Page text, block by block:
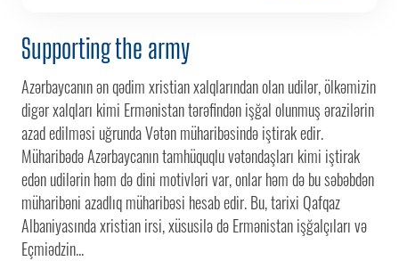
Supporting the army
Azərbaycanın ən qədim xristian xalqlarından olan udilər, ölkəmizin
digər xalqları kimi Ermənistan tərəfindən işğal olunmuş ərazilərin
azad edilməsi uğrunda Vətən müharibəsində iştirak edir.
Müharibədə Azərbaycanın tamhüquqlu vətəndaşları kimi iştirak
edən udilərin həm də dini motivləri var, onlar həm də bu səbəbdən
müharibəni azadlıq müharibəsi hesab edir. Bu, tarixi Qafqaz
Albaniyasında xristian irsi, xüsusilə də Ermənistan işğalçıları və
Eçmiədzin...